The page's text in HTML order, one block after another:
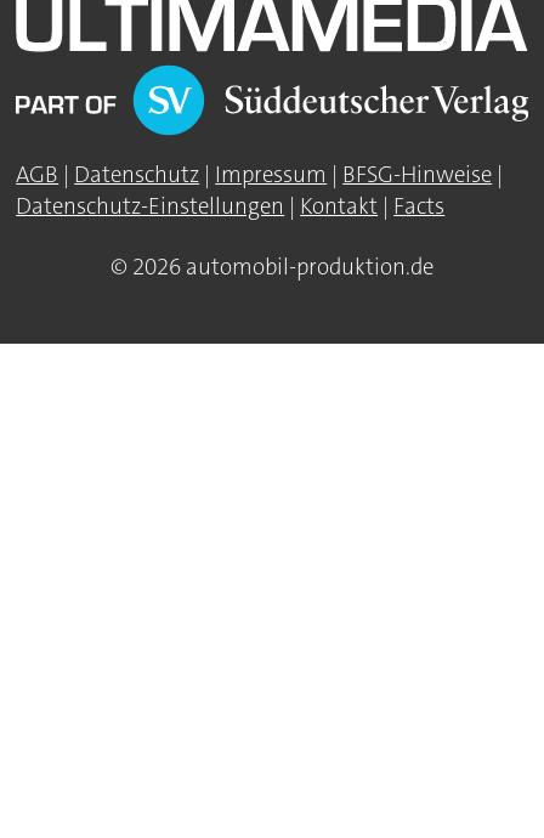
AGB | Datenschutz | Impressum | BFSG-Hinweise |
Datenschutz-Einstellungen | Kontakt | Facts
© 2026 automobil-produktion.de